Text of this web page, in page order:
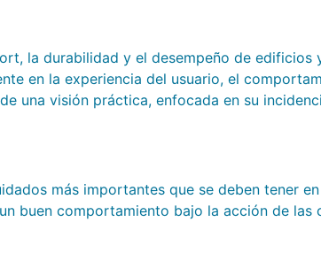
la durabilidad y el desempeño de edificios
en la experiencia del usuario, el
una visión práctica, enfocada en su
más importantes que se deben tener
buen comportamiento bajo la acción de las